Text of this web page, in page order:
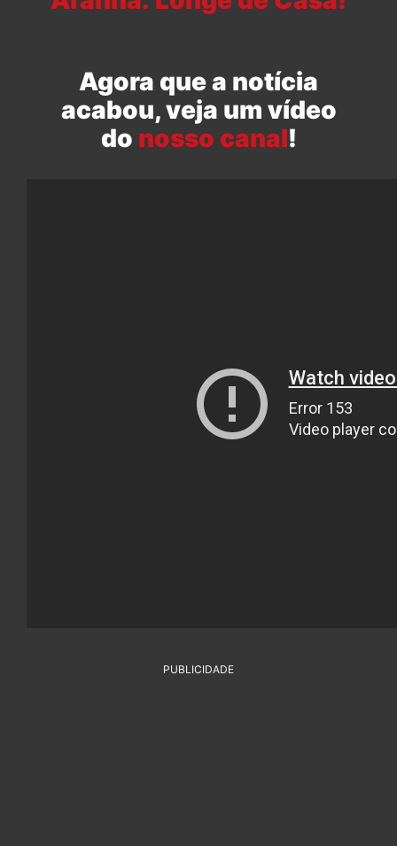
Agora que a notícia
acabou, veja um vídeo
do nosso canal!
PUBLICIDADE